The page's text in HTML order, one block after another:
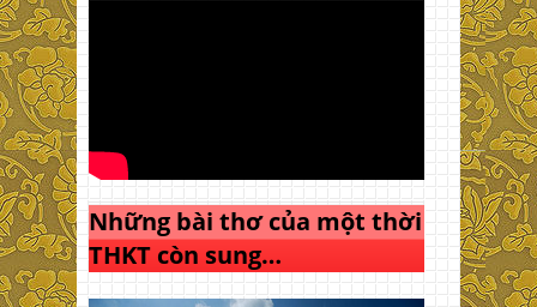
Những bài thơ của một thời
THKT còn sung…